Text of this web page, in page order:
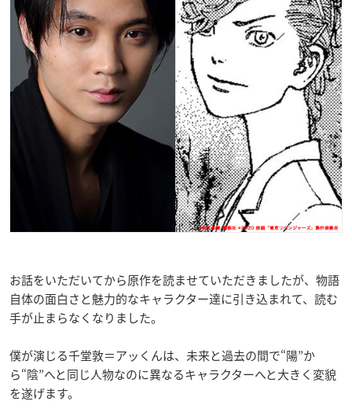
お話をいただいてから原作を読ませていただきましたが、物語
自体の面白さと魅力的なキャラクター達に引き込まれて、読む
手が止まらなくなりました。
僕が演じる千堂敦＝アッくんは、未来と過去の間で“陽”か
ら“陰”へと同じ人物なのに異なるキャラクターへと大きく変貌
を遂げます。